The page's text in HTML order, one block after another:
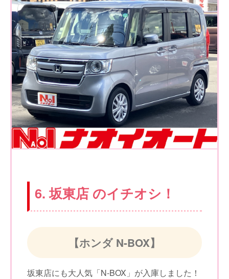
6. 坂東店 のイチオシ！
【ホンダ N-BOX】
坂東店にも大人気「N-BOX」が入庫しました！